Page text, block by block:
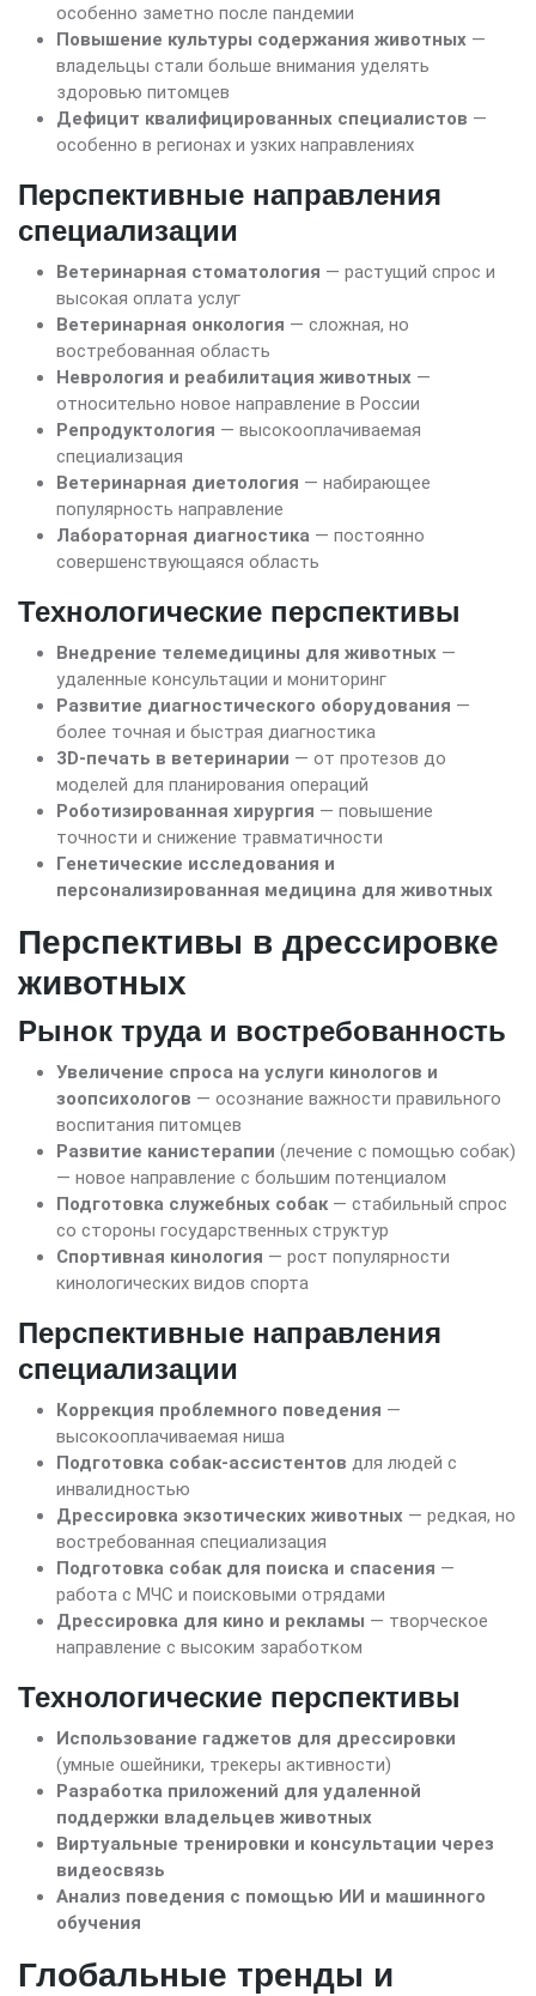
особенно заметно после пандемии
Повышение культуры содержания животных —
владельцы стали больше внимания уделять
здоровью питомцев
Дефицит квалифицированных специалистов —
особенно в регионах и узких направлениях
Перспективные направления
специализации
Ветеринарная стоматология — растущий спрос и
высокая оплата услуг
Ветеринарная онкология — сложная, но
востребованная область
Неврология и реабилитация животных —
относительно новое направление в России
Репродуктология — высокооплачиваемая
специализация
Ветеринарная диетология — набирающее
популярность направление
Лабораторная диагностика — постоянно
совершенствующаяся область
Технологические перспективы
Внедрение телемедицины для животных —
удаленные консультации и мониторинг
Развитие диагностического оборудования —
более точная и быстрая диагностика
3D-печать в ветеринарии — от протезов до
моделей для планирования операций
Роботизированная хирургия — повышение
точности и снижение травматичности
Генетические исследования и
персонализированная медицина для животных
Перспективы в дрессировке
животных
Рынок труда и востребованность
Увеличение спроса на услуги кинологов и
зоопсихологов — осознание важности правильного
воспитания питомцев
Развитие канистерапии (лечение с помощью собак)
— новое направление с большим потенциалом
Подготовка служебных собак— стабильный спрос
со стороны государственных структур
Спортивная кинология — рост популярности
кинологических видов спорта
Перспективные направления
специализации
Коррекция проблемного поведения —
высокооплачиваемая ниша
Подготовка собак-ассистентов для людей с
инвалидностью
Дрессировка экзотических животных — редкая, но
востребованная специализация
Подготовка собак для поиска и спасения —
работа с МЧС и поисковыми отрядами
Дрессировка для кино и рекламы — творческое
направление с высоким заработком
Технологические перспективы
Использование гаджетов для дрессировки
(умные ошейники, трекеры активности)
Разработка приложений для удаленной
поддержки владельцев животных
Виртуальные тренировки и консультации через
видеосвязь
Анализ поведения с помощью ИИ и машинного
обучения
Глобальные тренды и